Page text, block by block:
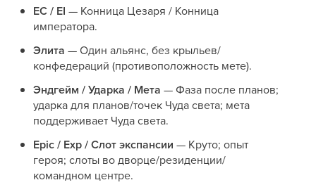
EC / EI — Конница Цезаря / Конница
императора.
Элита — Один альянс, без крыльев/
конфедераций (противоположность мете).
Эндгейм / Ударка / Мета — Фаза после планов;
ударка для планов/точек Чуда света; мета
поддерживает Чуда света.
Epic / Exp / Слот экспансии — Круто; опыт
героя; слоты во дворце/резиденции/
командном центре.